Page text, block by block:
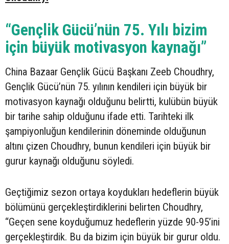
“Gençlik Gücü’nün 75. Yılı bizim
için büyük motivasyon kaynağı”
China Bazaar Gençlik Gücü Başkanı Zeeb Choudhry,
Gençlik Gücü’nün 75. yılının kendileri için büyük bir
motivasyon kaynağı olduğunu belirtti, kulübün büyük
bir tarihe sahip olduğunu ifade etti. Tarihteki ilk
şampiyonluğun kendilerinin döneminde olduğunun
altını çizen Choudhry, bunun kendileri için büyük bir
gurur kaynağı olduğunu söyledi.
Geçtiğimiz sezon ortaya koydukları hedeflerin büyük
bölümünü gerçekleştirdiklerini belirten Choudhry,
“Geçen sene koyduğumuz hedeflerin yüzde 90-95’ini
gerçekleştirdik. Bu da bizim için büyük bir gurur oldu.